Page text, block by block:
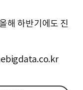
해 하반기에도 진